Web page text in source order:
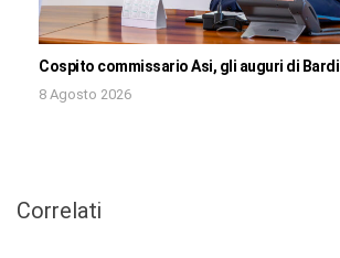
Cospito commissario Asi, gli auguri di Bardi
8 Agosto 2026
Correlati